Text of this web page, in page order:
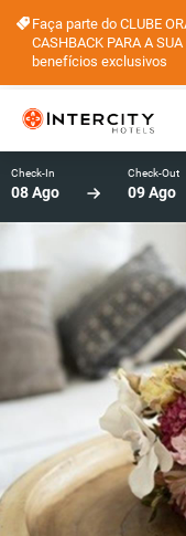
Faça parte do CLUBE
CASHBACK PARA A
benefícios exclusivos
Check-In
08 Ago
Check-Out
09 Ago